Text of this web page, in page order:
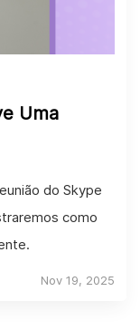
Uma
do Skype
como
Nov 19, 2025